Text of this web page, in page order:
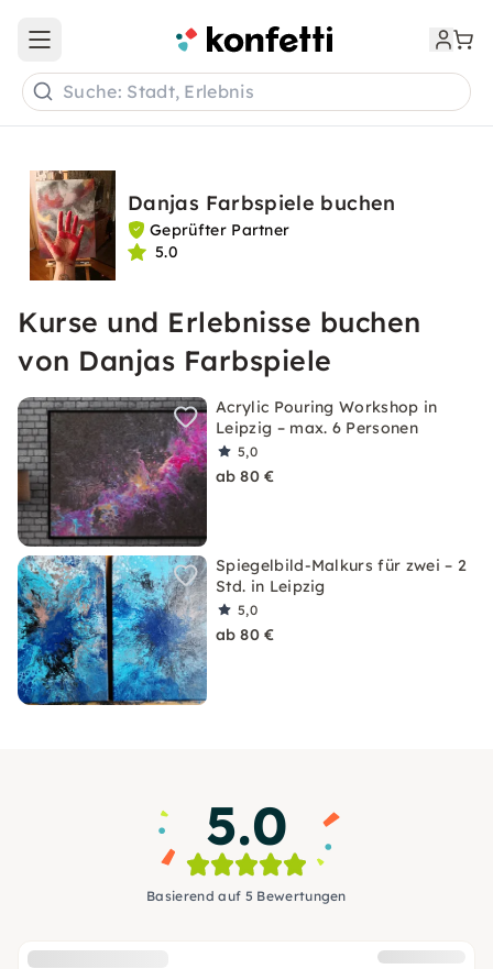
Open main menu
Suche: Stadt, Erlebnis
Danjas Farbspiele buchen
Geprüfter Partner
5.0
Kurse und Erlebnisse buchen
von Danjas Farbspiele
Acrylic Pouring Workshop in
Leipzig – max. 6 Personen
5,0
ab 80 €
Spiegelbild-Malkurs für zwei – 2
Std. in Leipzig
5,0
ab 80 €
5.0
Basierend auf 5 Bewertungen